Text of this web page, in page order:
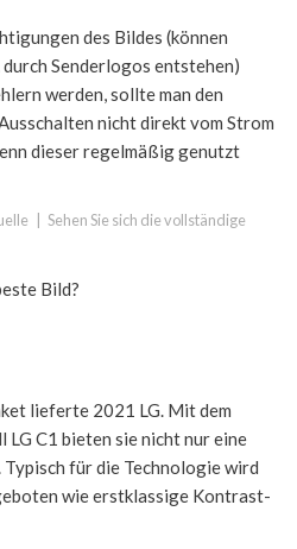
des Bildes (können
Senderlogos entstehen)
werden, sollte man den
nicht direkt vom Strom
dieser regelmäßig genutzt
Sehen Sie sich die vollständige
Bild?
lieferte 2021 LG. Mit dem
C1 bieten sie nicht nur eine
für die Technologie wird
wie erstklassige Kontrast-